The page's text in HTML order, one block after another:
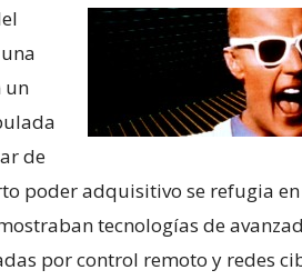
un
de
poder adquisitivo se refugia
tecnologías de
por control remoto y redes